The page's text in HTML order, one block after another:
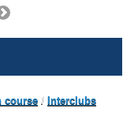
course / Interclubs